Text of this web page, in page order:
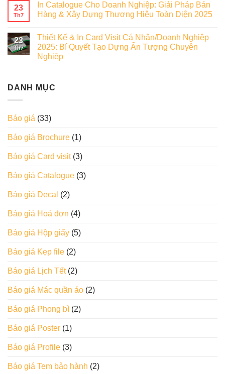
23
Th7
In Catalogue Cho Doanh Nghiệp: Giải Pháp Bán
Hàng & Xây Dựng Thương Hiệu Toàn Diện 2025
23
Th7
Thiết Kế & In Card Visit Cá Nhân/Doanh Nghiệp
2025: Bí Quyết Tạo Dựng Ấn Tượng Chuyên
Nghiệp
DANH MỤC
Báo giá (33)
Báo giá Brochure (1)
Báo giá Card visit(3)
Báo giá Catalogue (3)
Báo giá Decal (2)
Báo giá Hoá đơn (4)
Báo giá Hộp giấy (5)
Báo giá Kẹp file (2)
Báo giá Lịch Tết(2)
Báo giá Mác quần áo (2)
Báo giá Phong bì (2)
Báo giá Poster (1)
Báo giá Profile (3)
Báo giá Tem bảo hành (2)